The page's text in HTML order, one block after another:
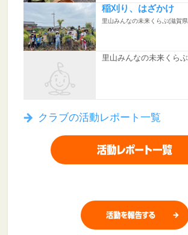
稲刈り、はざかけ
里山みんなの未来くらぶ(滋賀
里山みんなの未来くら
クラブの活動レポート一覧